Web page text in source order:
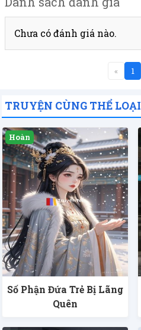
Chưa có đánh giá nào.
« 1
TRUYỆN CÙNG THỂ LOẠI
Số Phận Đứa Trẻ Bị Lãng
Quên